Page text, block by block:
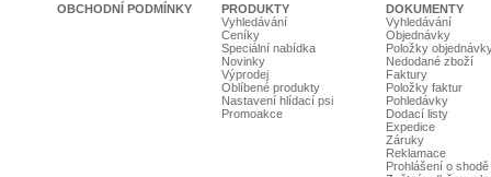
OBCHODNÍ PODMÍNKY
PRODUKTY
Vyhledávání
Ceníky
Speciální nabídka
Novinky
Výprodej
Oblíbené produkty
Nastavení hlídací psi
Promoakce
DOKUMENTY
Vyhledávání
Objednávky
Položky
Nedodané zboží
Faktury
Položky faktur
Pohledávky
Dodací listy
Expedice
Záruky
Reklamace
Prohlášení o shodě